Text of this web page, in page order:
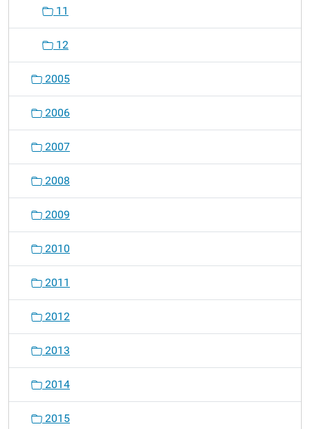
11
12
2005
2006
2007
2008
2009
2010
2011
2012
2013
2014
2015